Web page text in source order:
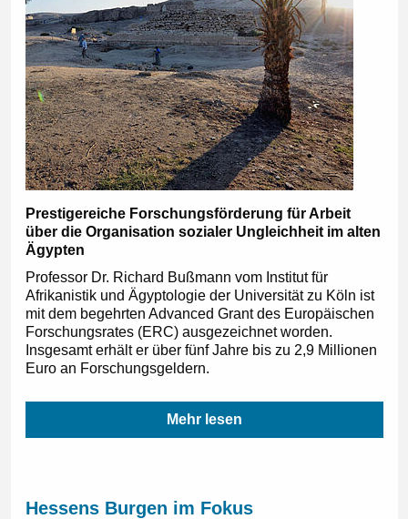
Prestigereiche Forschungsförderung für Arbeit
über die Organisation sozialer Ungleichheit im alten
Ägypten
Professor Dr. Richard Bußmann vom Institut für
Afrikanistik und Ägyptologie der Universität zu Köln ist
mit dem begehrten Advanced Grant des Europäischen
Forschungsrates (ERC) ausgezeichnet worden.
Insgesamt erhält er über fünf Jahre bis zu 2,9 Millionen
Euro an Forschungsgeldern.
Mehr lesen
Hessens Burgen im Fokus